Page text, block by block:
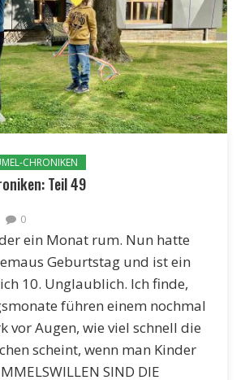
CHRONIKEN
Teil 49
0
ein Monat rum. Nun hatte
Geburtstag und ist ein
10. Unglaublich. Ich finde,
führen einem nochmal
vor Augen, wie viel schnell die
scheint, wenn man Kinder
SIND DIE